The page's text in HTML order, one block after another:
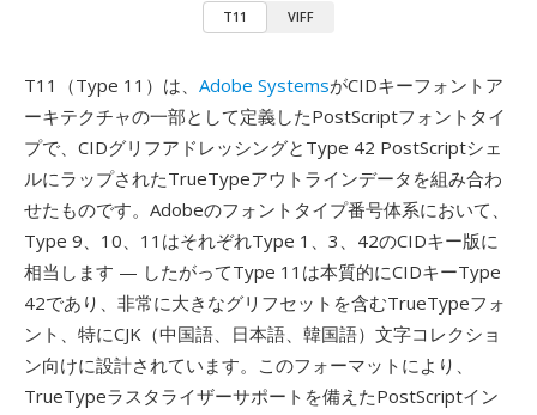
T11 VIFF
T11（Type 11）は、 Adobe SystemsがCIDキーフォントア
ーキテクチャの一部として定義したPostScriptフォントタイ
プで、CIDグリフアドレッシングとType 42 PostScriptシェ
ルにラップされたTrueTypeアウトラインデータを組み合わ
せたものです。Adobeのフォントタイプ番号体系において、
Type 9、10、11はそれぞれType 1、3、42のCIDキー版に
相当します — したがってType 11は本質的にCIDキーType
42であり、非常に大きなグリフセットを含むTrueTypeフォ
ント、特にCJK（中国語、日本語、韓国語）文字コレクショ
ン向けに設計されています。このフォーマットにより、
TrueTypeラスタライザーサポートを備えたPostScriptイン